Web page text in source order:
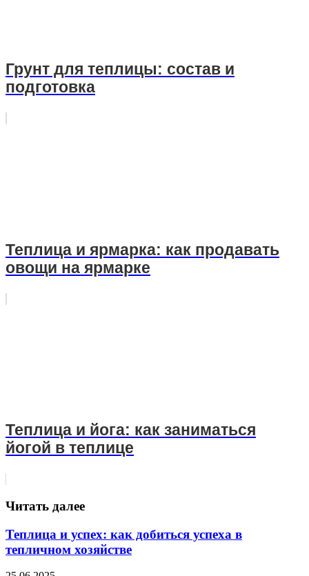
Грунт для теплицы: состав и
подготовка
Теплица и ярмарка: как продавать
овощи на ярмарке
Теплица и йога: как заниматься
йогой в теплице
Читать далее
Теплица и успех: как добиться успеха в
тепличном хозяйстве